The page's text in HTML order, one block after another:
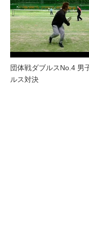
団体戦ダブルスNo.4 男
ルス対決